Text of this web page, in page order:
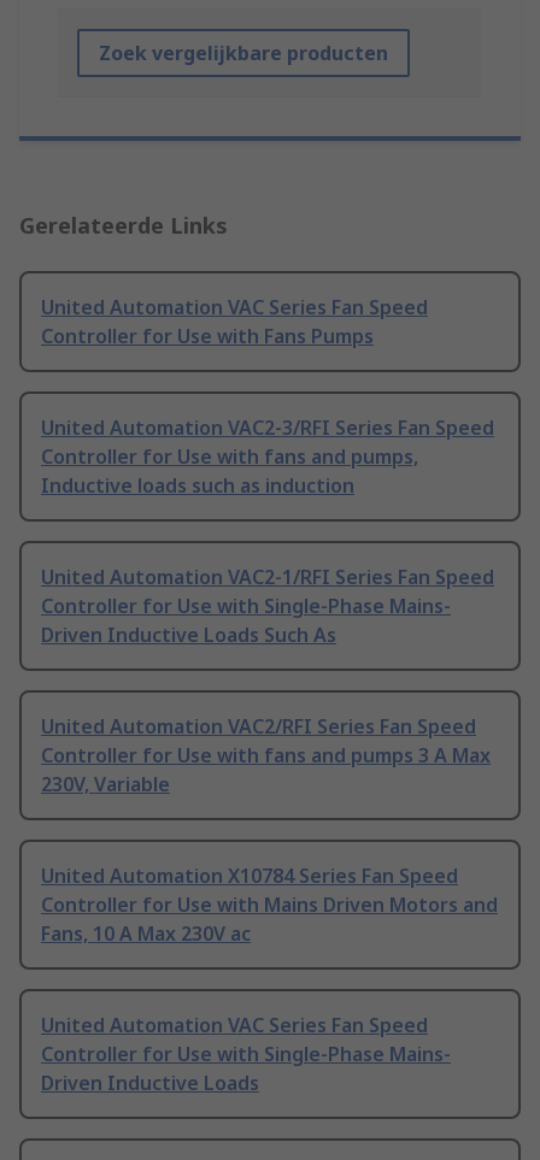
Zoek vergelijkbare producten
Gerelateerde Links
United Automation VAC Series Fan Speed
Controller for Use with Fans Pumps
United Automation VAC2-3/RFI Series Fan Speed
Controller for Use with fans and pumps,
Inductive loads such as induction
United Automation VAC2-1/RFI Series Fan Speed
Controller for Use with Single-Phase Mains-
Driven Inductive Loads Such As
United Automation VAC2/RFI Series Fan Speed
Controller for Use with fans and pumps 3 A Max
230V, Variable
United Automation X10784 Series Fan Speed
Controller for Use with Mains Driven Motors and
Fans, 10 A Max 230V ac
United Automation VAC Series Fan Speed
Controller for Use with Single-Phase Mains-
Driven Inductive Loads